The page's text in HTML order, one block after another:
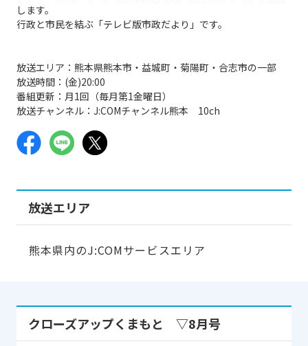
します。
行政と市民を結ぶ「テレビ版市政だより」です。
放送エリア：熊本県熊本市・益城町・菊陽町・合志市の一部
放送時間：(金)20:00
番組更新：月1回（毎月第1金曜日）
放送チャンネル：J:COMチャンネル熊本 10ch
放送エリア
熊本県内のJ:COMサービスエリア
クローズアップくまもと ▽8月号